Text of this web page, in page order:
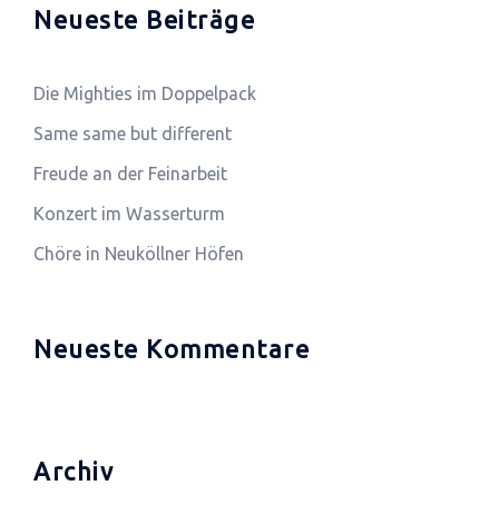
Neueste Beiträge
Die Mighties im Doppelpack
Same same but different
Freude an der Feinarbeit
Konzert im Wasserturm
Chöre in Neuköllner Höfen
Neueste Kommentare
Archiv